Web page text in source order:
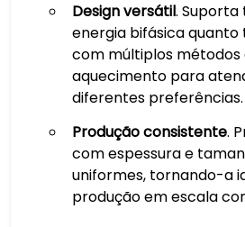
Design versátil.
energia bifásica quanto
com múltiplos métodos
aquecimento para
diferentes preferências.
Produção consistente.
com espessura e
uniformes, tornando-a
produção em escala